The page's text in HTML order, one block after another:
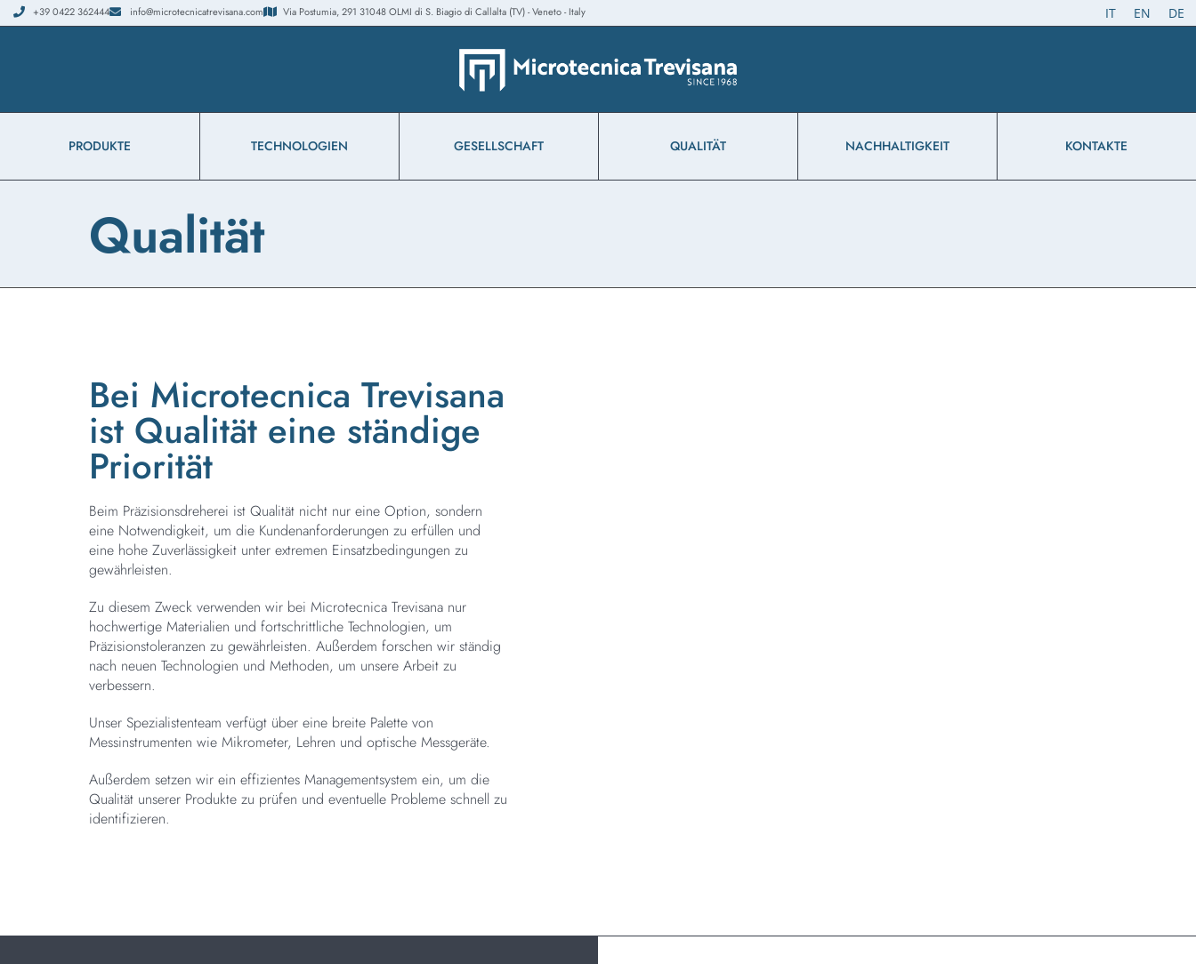
+39 0422 362444 info@microtecnicatrevisana.com Via Postumia, 291 31048 OLMI di S. Biagio di Callalta (TV) - Veneto - Italy IT EN DE
PRODUKTE TECHNOLOGIEN GESELLSCHAFT QUALITÄT NACHHALTIGKEIT KONTAKTE
Qualität
Bei Microtecnica Trevisana
ist Qualität eine ständige
Priorität
Beim Präzisionsdreherei ist Qualität nicht nur eine Option, sondern
eine Notwendigkeit, um die Kundenanforderungen zu erfüllen und
eine hohe Zuverlässigkeit unter extremen Einsatzbedingungen zu
gewährleisten.
Zu diesem Zweck verwenden wir bei Microtecnica Trevisana nur
hochwertige Materialien und fortschrittliche Technologien, um
Präzisionstoleranzen zu gewährleisten. Außerdem forschen wir ständig
nach neuen Technologien und Methoden, um unsere Arbeit zu
verbessern.
Unser Spezialistenteam verfügt über eine breite Palette von
Messinstrumenten wie Mikrometer, Lehren und optische Messgeräte.
Außerdem setzen wir ein effizientes Managementsystem ein, um die
Qualität unserer Produkte zu prüfen und eventuelle Probleme schnell zu
identifizieren.